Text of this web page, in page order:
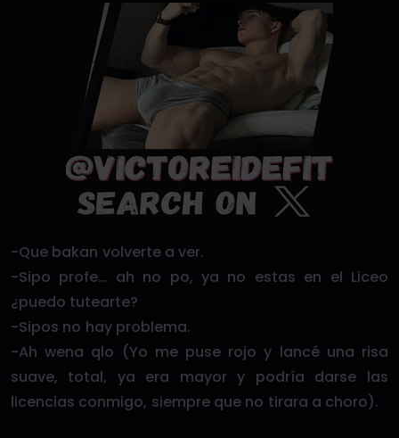
-Que bakan volverte a ver.
-Sipo profe… ah no po, ya no estas en el Liceo
¿puedo tutearte?
-Sipos no hay problema.
-Ah wena qlo (Yo me puse rojo y lancé una risa
suave, total, ya era mayor y podría darse las
licencias conmigo, siempre que no tirara a choro).